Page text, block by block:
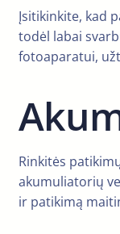
Įsitikinkite, kad
todėl labai
fotoaparatui,
Rinkitės
akumuliatorių
ir patikimą